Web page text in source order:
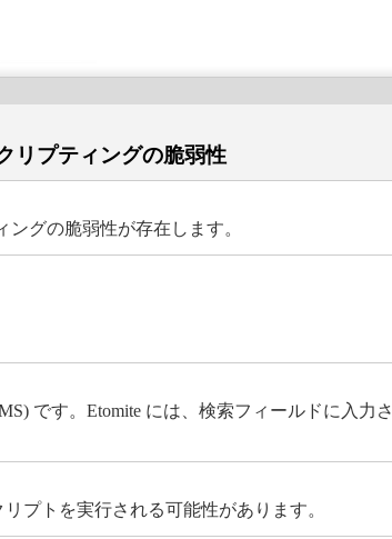
リプティングの脆弱性
グの脆弱性が存在します。
です。Etomite には、検索フィールドに入
プトを実行される可能性があります。